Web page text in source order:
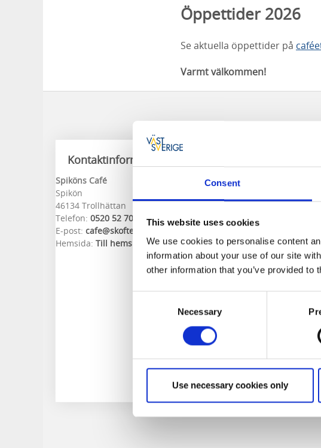
Consent
This website uses cookies
We use cookies to personalise content
information about your use of our site
other information that you’ve provided
Necessary
Use necessary cookies only
Öppettider 2026
Se aktuella öppettider på
Varmt välkommen!
Kontaktinformation
Spiköns Café
Spikön
46134 Trollhättan
Telefon: 0520 52 70 77
E-post: cafe@skoftebynsif.nu
Hemsida: Till hemsida